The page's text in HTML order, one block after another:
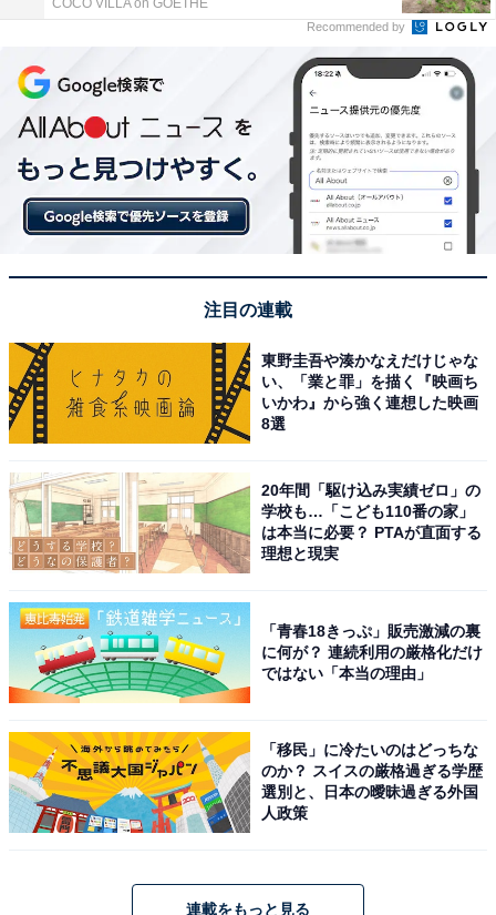
COCO VILLA on GOETHE
Recommended by
注目の連載
東野圭吾や湊かなえだけじゃな
い、「業と罪」を描く『映画ち
いかわ』から強く連想した映画
8選
20年間「駆け込み実績ゼロ」の
学校も…「こども110番の家」
は本当に必要？ PTAが直面する
理想と現実
「青春18きっぷ」販売激減の裏
に何が？ 連続利用の厳格化だけ
ではない「本当の理由」
「移民」に冷たいのはどっちな
のか？ スイスの厳格過ぎる学歴
選別と、日本の曖昧過ぎる外国
人政策
連載をもっと見る